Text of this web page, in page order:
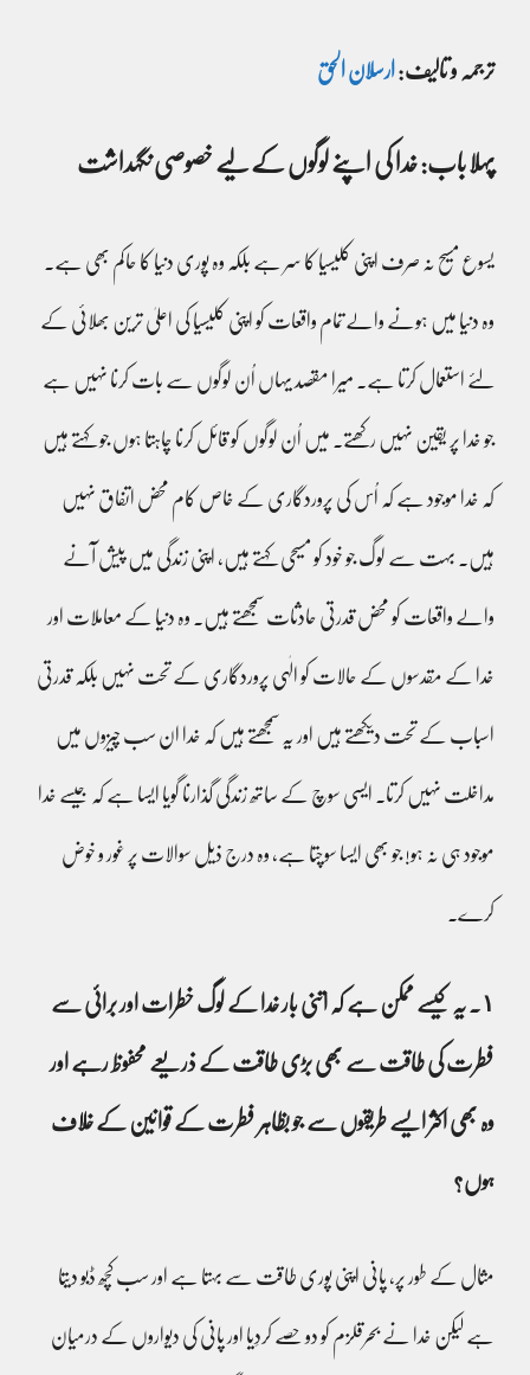
ترجمہ و تالیف:ارسلان الحق
پہلا باب: خدا کی اپنے لوگوں کے لیے خصوصی نگہداشت
یسوع مسیح نہ صرف اپنی کلیسیا کا سر ہے بلکہ وہ پوری دنیا کا حاکم بھی ہے۔
وہ دنیا میں ہونے والے تمام واقعات کو اپنی کلیسیا کی اعلیٰ ترین بھلائی کے
لئے استعمال کرتا ہے۔ میرا مقصد یہاں اُن لوگوں سے بات کرنا نہیں ہے
جو خدا پر یقین نہیں رکھتے۔ میں اُن لوگوں کو قائل کرنا چاہتا ہوں جو کہتے ہیں
کہ خدا موجود ہے کہ اُس کی پروردگاری کے خاص کام محض اتفاق نہیں
ہیں۔ بہت سے لوگ جو خود کو مسیحی کہتے ہیں، اپنی زندگی میں پیش آنے
والے واقعات کو محض قدرتی حادثات سمجھتے ہیں۔ وہ دنیا کے معاملات اور
خدا کے مقدسوں کے حالات کو الٰہی پروردگاری کے تحت نہیں بلکہ قدرتی
اسباب کے تحت دیکھتے ہیں اور یہ سمجھتے ہیں کہ خدا ان سب چیزوں میں
مداخلت نہیں کرتا۔ ایسی سوچ کے ساتھ زندگی گذارنا گویا ایسا ہے کہ جیسے خدا
موجود ہی نہ ہو! جو بھی ایسا سوچتا ہے، وہ درج ذیل سوالات پر غور و خوض
کرے۔
١۔ یہ کیسے ممکن ہے کہ اتنی بار خدا کے لوگ خطرات اور برائی سے
فطرت کی طاقت سے بھی بڑی طاقت کے ذریعے محفوظ رہے اور
وہ بھی اکثر ایسے طریقوں سے جو بظاہر فطرت کے قوانین کے خلاف
ہوں؟
مثال کے طور پر، پانی اپنی پوری طاقت سے بہتا ہے اور سب کچھ ڈبو دیتا
ہے لیکن خدا نے بحرقلزم کو دو حصے کردِیا اور پانی کی دیواروں کے درمیان